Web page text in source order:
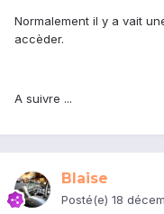
Normalement il y a vait
accèder.
A suivre ...
Blaise
Posté(e) 18